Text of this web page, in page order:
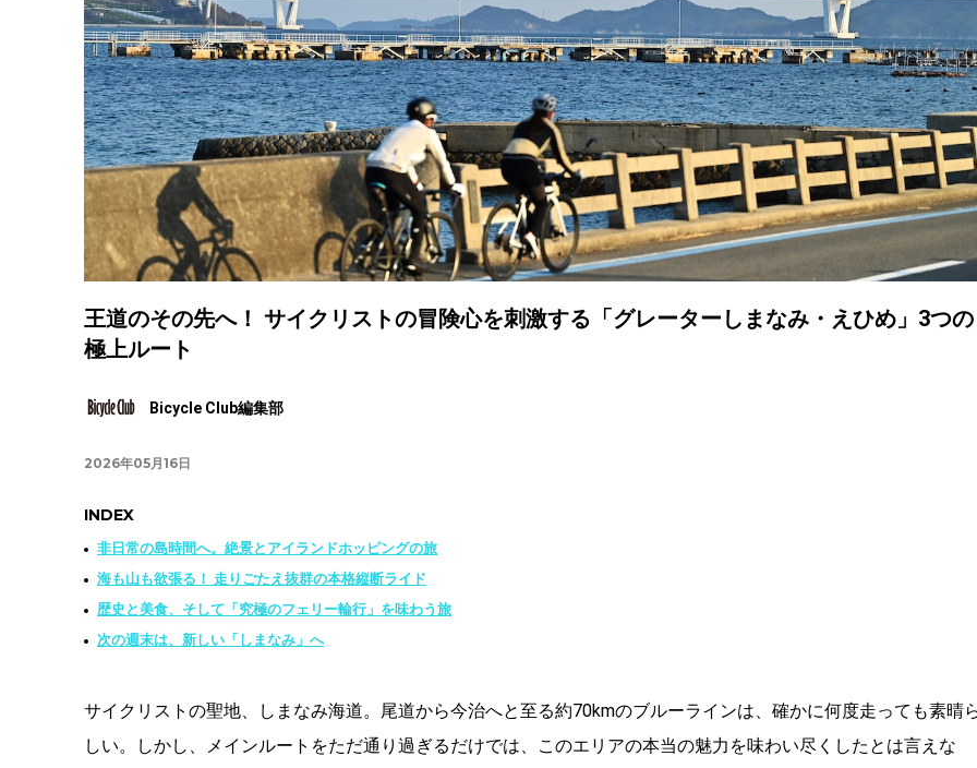
王道のその先へ！ サイクリストの冒険心を刺激する「グレーターしまなみ・えひめ」3つの
極上ルート
Bicycle Club編集部
2026年05月16日
INDEX
非日常の島時間へ。絶景とアイランドホッピングの旅
海も山も欲張る！ 走りごたえ抜群の本格縦断ライド
歴史と美食、そして「究極のフェリー輪行」を味わう旅
次の週末は、新しい「しまなみ」へ
サイクリストの聖地、しまなみ海道。尾道から今治へと至る約70kmのブルーラインは、確かに何度走っても素晴
しい。しかし、メインルートをただ通り過ぎるだけでは、このエリアの本当の魅力を味わい尽くしたとは言えな